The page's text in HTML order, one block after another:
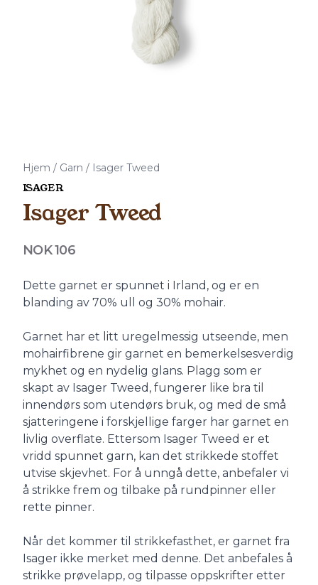
Hjem / Garn / Isager Tweed
ISAGER
Isager Tweed
Produktdetaljer
NOK 106
Description
Dette garnet er spunnet i Irland, og er en
blanding av 70% ull og 30% mohair.
Garnet har et litt uregelmessig utseende, men
mohairfibrene gir garnet en bemerkelsesverdig
mykhet og en nydelig glans. Plagg som er
skapt av Isager Tweed, fungerer like bra til
innendørs som utendørs bruk, og med de små
sjatteringene i forskjellige farger har garnet en
livlig overflate. Ettersom Isager Tweed er et
vridd spunnet garn, kan det strikkede stoffet
utvise skjevhet. For å unngå dette, anbefaler vi
å strikke frem og tilbake på rundpinner eller
rette pinner.
Når det kommer til strikkefasthet, er garnet fra
Isager ikke merket med denne. Det anbefales å
strikke prøvelapp, og tilpasse oppskrifter etter